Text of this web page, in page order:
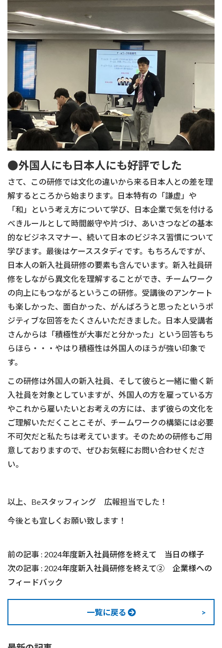
●外国人にも日本人にも好評でした
さて、この研修では文化の違いから来る日本人との差を理
解するところから始まります。日本特有の「謙虚」や
「和」という考え方について学び、日本企業で気を付ける
べきルールとして時間厳守や片づけ、あいさつなどの基本
的なビジネスマナー、続いて日本のビジネス習慣について
学びます。最後はケーススタディです。もちろんですが、
日本人の新入社員研修の要素も含んでいます。新入社員研
修をしながら異文化を理解することができ、チームワーク
の向上にもつながるというこの研修。受講後のアンケート
も楽しかった、面白かった、がんばろうと思ったというポ
ジティブな回答をたくさんいただきました。日本人受講者
さんからは「積極性が大事だと分かった」という回答もち
らほら・・・やはり積極性は外国人のほうが強い印象で
す。
この研修は外国人の新入社員、そして彼らと一緒に働く新
入社員を対象としていますが、外国人の方を雇っている方
やこれから雇いたいとお考えの方には、まず彼らの文化を
ご理解いただくことこそが、チームワークの構築には必要
不可欠だと私たちは考えています。そのための研修もご用
意しておりますので、ぜひお気軽にお問い合わせくださ
い。
以上、Beスタッフィング 広報担当でした！
今後とも宜しくお願い致します！
前の記事 : 2024年度新入社員研修を終えて 当日の様子
次の記事 : 2024年度新入社員研修を終えて② 企業様への
フィードバック
一覧に戻る